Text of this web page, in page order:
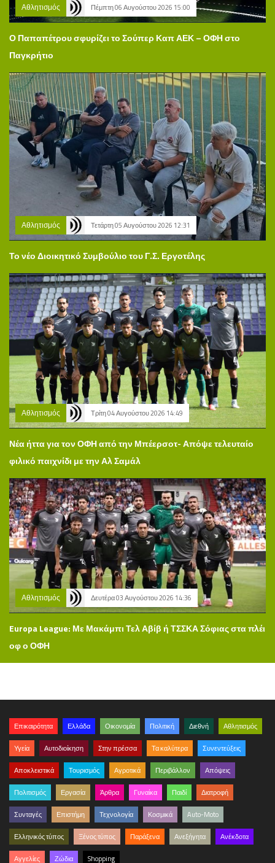
Αθλητισμός Πέμπτη 06 Αυγούστου 2026 15:00
Ο Παπαπέτρου σφυρίζει το Σούπερ Καπ ΑΕΚ – ΟΦΗ στο
Παγκρήτιο
Αθλητισμός Τετάρτη 05 Αυγούστου 2026 12:31
Το νέο Διοικητικό Συμβούλιο του Γ.Σ. Εργοτέλης
Αθλητισμός Τρίτη 04 Αυγούστου 2026 14:49
Νέα ήττα για τον ΟΦΗ από την Μπέερσοτ- Απόψε τελευταίο
φιλικό παιχνίδι με την Αλ Σαμάλ
Αθλητισμός Δευτέρα 03 Αυγούστου 2026 14:36
Europa League: Με Μακάμπι Τελ Αβίβ ή ΤΣΣΚΑ Σόφιας στα πλέι
οφ ο ΟΦΗ
Επικαιρότητα Ελλάδα Οικονομία Πολιτική Διεθνή Αθλητισμός
Υγεία Αυτοδιοίκηση Στην πρέσσα Τα καλύτερα Συνεντεύξεις
Αποκλειστικά Τουρισμός Αγροτικά Περιβάλλον Απόψεις
Πολιτισμός Εργασία Άρθρα Γυναίκα Παιδί Διατροφή
Συνταγές Επιστήμη Τεχνολογία Κοσμικά Auto-Moto
Ελληνικός τύπος Ξένος τύπος Παράξενα Ανεξήγητα Ανέκδοτα
Αγγελίες Ζώδια Shopping